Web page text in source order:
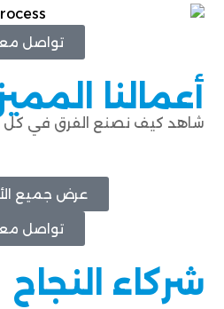
تواصل
أعمالنا
شاهد كيف نصنع الفرق في
عرض جميع
تواصل
شركاء النجاح